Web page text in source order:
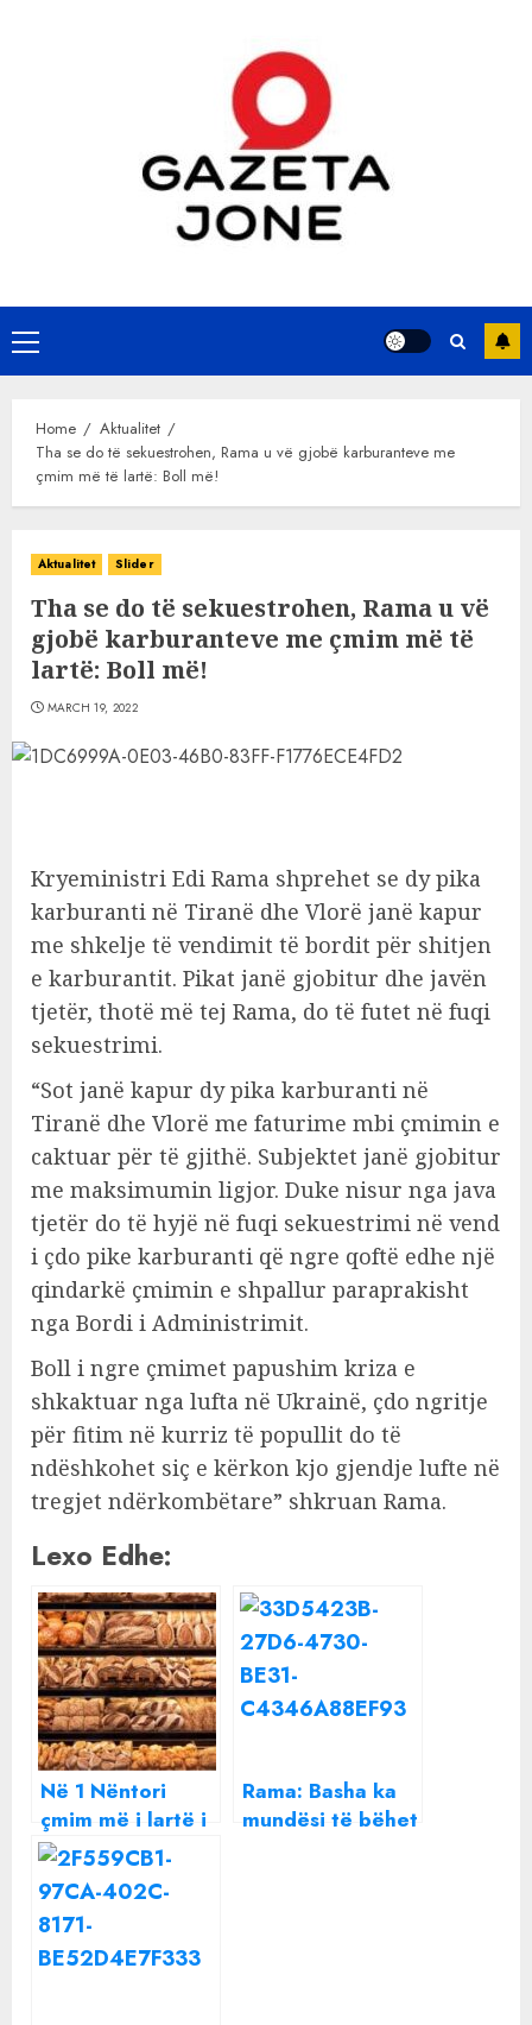
Primary
Menu
Home
Aktualitet
Tha se do të sekuestrohen, Rama u vë gjobë karburanteve me
çmim më të lartë: Boll më!
Aktualitet Slider
Tha se do të sekuestrohen, Rama u vë
gjobë karburanteve me çmim më të
lartë: Boll më!
MARCH 19, 2022
Kryeministri Edi Rama shprehet se dy pika
karburanti në Tiranë dhe Vlorë janë kapur
me shkelje të vendimit të bordit për shitjen
e karburantit. Pikat janë gjobitur dhe javën
tjetër, thotë më tej Rama, do të futet në fuqi
sekuestrimi.
“Sot janë kapur dy pika karburanti në
Tiranë dhe Vlorë me faturime mbi çmimin e
caktuar për të gjithë. Subjektet janë gjobitur
me maksimumin ligjor. Duke nisur nga java
tjetër do të hyjë në fuqi sekuestrimi në vend
i çdo pike karburanti që ngre qoftë edhe një
qindarkë çmimin e shpallur paraprakisht
nga Bordi i Administrimit.
Boll i ngre çmimet papushim kriza e
shkaktuar nga lufta në Ukrainë, çdo ngritje
për fitim në kurriz të popullit do të
ndëshkohet siç e kërkon kjo gjendje lufte në
tregjet ndërkombëtare” shkruan Rama.
Lexo Edhe:
Në 1 Nëntori
çmim më i lartë i
energjisë për
furrat. Çfarë do
të bëhet me
bukën?
Ekspertja: Rritja e
Rama: Basha ka
mundësi të bëhet